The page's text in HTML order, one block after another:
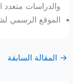
والدراسات متعدد
الموقع الرسمي
→ المقالة السابقة